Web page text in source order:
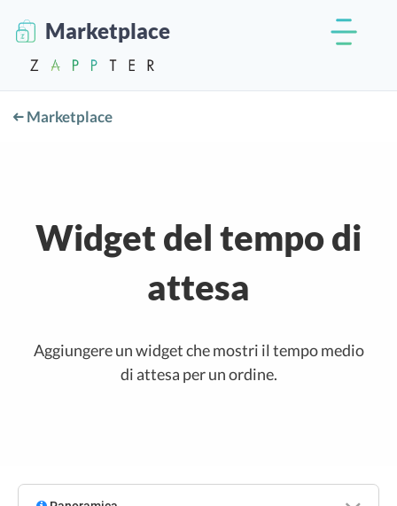
Marketplace
Marketplace
Widget del tempo di
attesa
Aggiungere un widget che mostri il tempo medio
di attesa per un ordine.